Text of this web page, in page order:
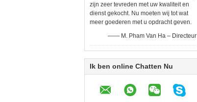
zijn zeer tevreden met uw kwaliteit en
dienst gekocht. Nu moeten wij tot wat
meer goederen met u opdracht geven.
—— M. Pham Van Ha – Directeur
Ik ben online Chatten Nu